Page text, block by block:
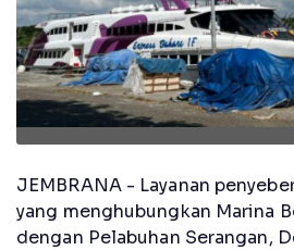
JEMBRANA - Layanan
yang menghubungkan Marina
dengan Pelabuhan Serangan,